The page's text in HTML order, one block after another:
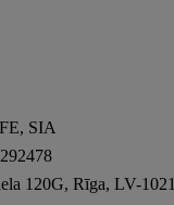
SIA
120G, Rīga, LV-1021